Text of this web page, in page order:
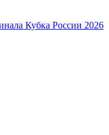
Кубка России 2026